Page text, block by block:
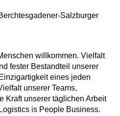
Salzburger
willkommen. Vielfalt
fester Bestandteil unserer
eines jeden
unserer Teams,
Kraft unserer täglichen Arbeit
is People Business.